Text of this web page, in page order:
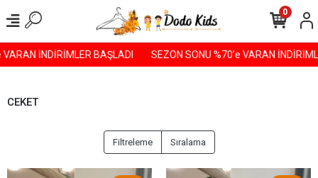
İNDİRİMLER BAŞLADI️ SEZON SONU %70’e VARAN
0
CEKET
Filtreleme Sıralama